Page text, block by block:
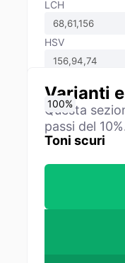
LCH
HSV
Varianti
Questa
passi del
Toni scuri
0%
10%
20%
30%
40%
50%
60%
70%
80%
90%
100%